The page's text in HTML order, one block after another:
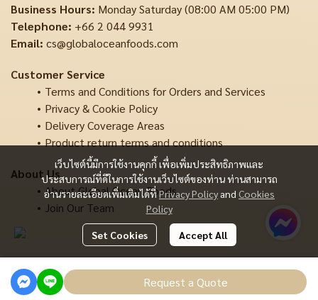
Request a Quote
เว็บไซต์นี้มีการใช้งานคุกกี้ เพื่อเพิ่มประสิทธิภาพและ
ประสบการณ์ที่ดีในการใช้งานเว็บไซต์ของท่าน ท่านสามารถ
อ่านรายละเอียดเพิ่มเติมได้ที่Privacy Policy and Cookies
Policy
Set Cookies Accept All
Business Hours: Monday Saturday (08:00 AM 05:00 PM)
Telephone: +66 2 044 9931
Email: cs@globaloceanfoods.com
Customer Service
Terms and Conditions for Orders and Services
Privacy & Cookie Policy
Delivery Coverage Areas
Product return terms and conditions
About Us
About Global Ocean Foods
Join Our Team
Copyright | All Rights Reserved | Powered by MWE
Powered By MakeWebEasy